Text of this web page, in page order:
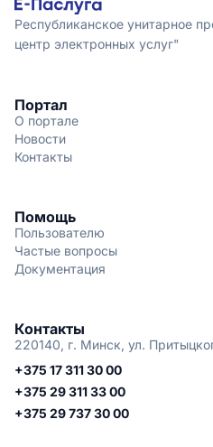
Республиканское унитарное
центр электронных услуг"
Портал
О портале
Новости
Контакты
Помощь
Пользователю
Частые вопросы
Документация
Контакты
220140, г. Минск, ул.
+375 17 311 30 00
+375 29 311 33 00
+375 29 737 30 00